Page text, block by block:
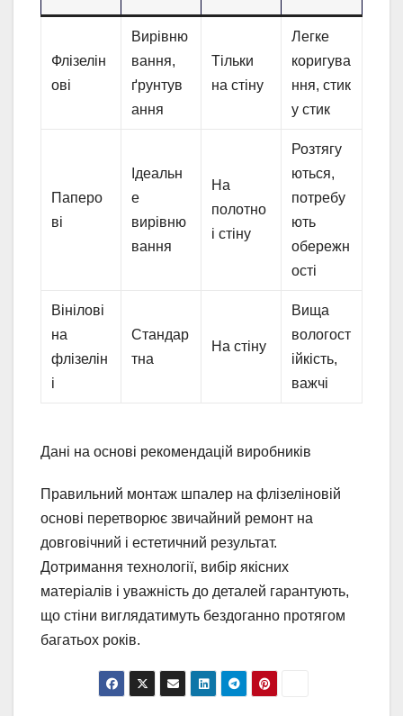
Флізелін
ові
Вирівню
вання,
ґрунтув
ання
Тільки
на стіну
Легке
коригува
ння, стик
у стик
Паперо
ві
Ідеальн
е
вирівню
вання
На
полотно
і стіну
Розтягу
ються,
потребу
ють
обережн
ості
Вінілові
на
флізелін
і
Стандар
тна
На стіну
Вища
вологост
ійкість,
важчі
Дані на основі рекомендацій виробників
Правильний монтаж шпалер на флізеліновій
основі перетворює звичайний ремонт на
довговічний і естетичний результат.
Дотримання технології, вибір якісних
матеріалів і уважність до деталей гарантують,
що стіни виглядатимуть бездоганно протягом
багатьох років.